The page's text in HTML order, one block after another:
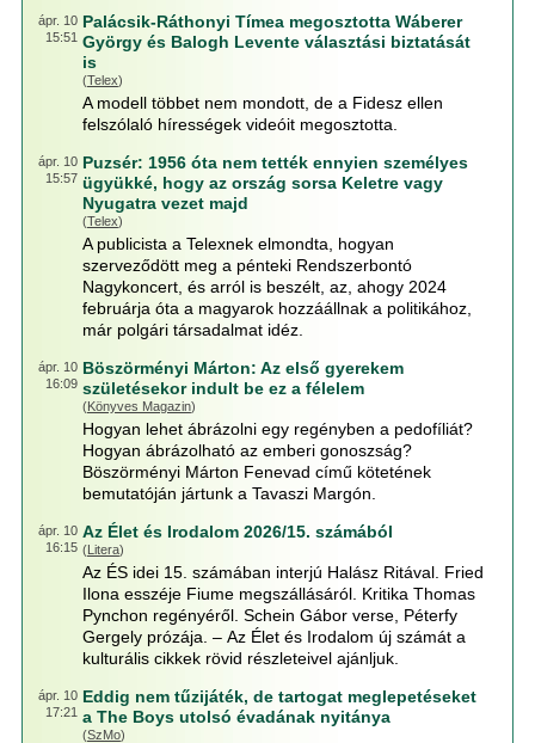
ápr. 10
15:51
Palácsik-Ráthonyi Tímea megosztotta Wáberer
György és Balogh Levente választási biztatását
is
(Telex)
A modell többet nem mondott, de a Fidesz ellen
felszólaló hírességek videóit megosztotta.
ápr. 10
15:57
Puzsér: 1956 óta nem tették ennyien személyes
ügyükké, hogy az ország sorsa Keletre vagy
Nyugatra vezet majd
(Telex)
A publicista a Telexnek elmondta, hogyan
szerveződött meg a pénteki Rendszerbontó
Nagykoncert, és arról is beszélt, az, ahogy 2024
februárja óta a magyarok hozzáállnak a politikához,
már polgári társadalmat idéz.
ápr. 10
16:09
Böszörményi Márton: Az első gyerekem
születésekor indult be ez a félelem
(Könyves Magazin)
Hogyan lehet ábrázolni egy regényben a pedofíliát?
Hogyan ábrázolható az emberi gonoszság?
Böszörményi Márton Fenevad című kötetének
bemutatóján jártunk a Tavaszi Margón.
ápr. 10
16:15
Az Élet és Irodalom 2026/15. számából
(Litera)
Az ÉS idei 15. számában interjú Halász Ritával. Fried
Ilona esszéje Fiume megszállásáról. Kritika Thomas
Pynchon regényéről. Schein Gábor verse, Péterfy
Gergely prózája. – Az Élet és Irodalom új számát a
kulturális cikkek rövid részleteivel ajánljuk.
ápr. 10
17:21
Eddig nem tűzijáték, de tartogat meglepetéseket
a The Boys utolsó évadának nyitánya
(SzMo)